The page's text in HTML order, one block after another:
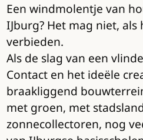
Een windmolentje van
IJburg? Het mag niet,
verbieden.
Als de slag van een
Contact en het ideële
braakliggend
met groen, met
zonnecollectoren, nog